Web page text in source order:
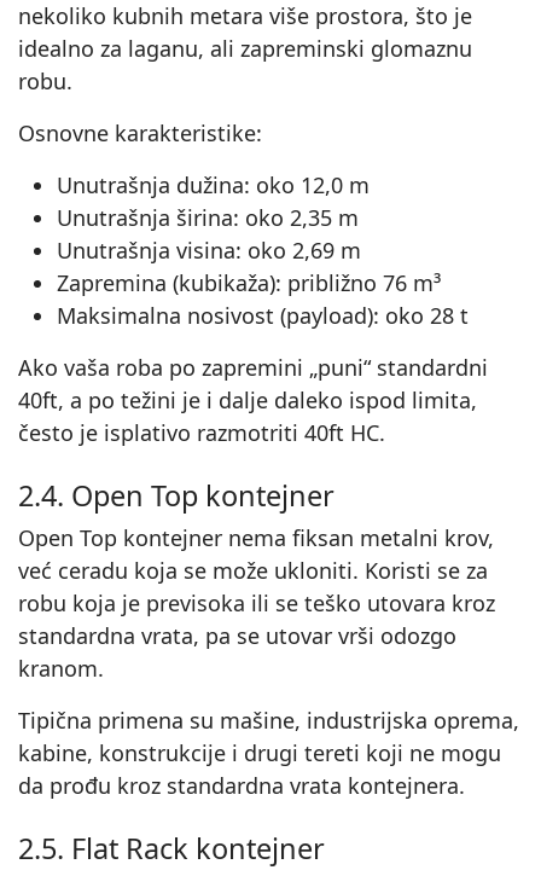
nekoliko kubnih metara više prostora, što je
idealno za laganu, ali zapreminski glomaznu
robu.
Osnovne karakteristike:
Unutrašnja dužina: oko 12,0 m
Unutrašnja širina: oko 2,35 m
Unutrašnja visina: oko 2,69 m
Zapremina (kubikaža): približno 76 m³
Maksimalna nosivost (payload): oko 28 t
Ako vaša roba po zapremini „puni“ standardni
40ft, a po težini je i dalje daleko ispod limita,
često je isplativo razmotriti 40ft HC.
2.4. Open Top kontejner
Open Top kontejner nema fiksan metalni krov,
već ceradu koja se može ukloniti. Koristi se za
robu koja je previsoka ili se teško utovara kroz
standardna vrata, pa se utovar vrši odozgo
kranom.
Tipična primena su mašine, industrijska oprema,
kabine, konstrukcije i drugi tereti koji ne mogu
da prođu kroz standardna vrata kontejnera.
2.5. Flat Rack kontejner